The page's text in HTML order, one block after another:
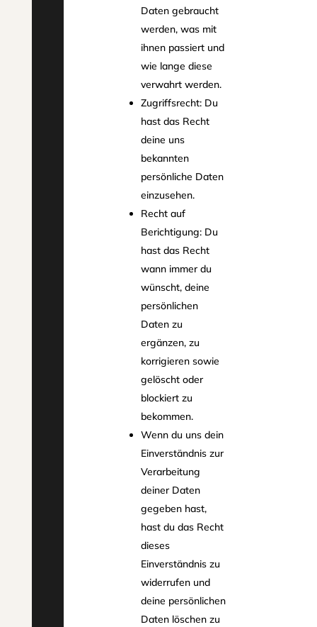
Daten gebraucht
werden, was mit
ihnen passiert und
wie lange diese
verwahrt werden.
Zugriffsrecht: Du
hast das Recht
deine uns
bekannten
persönliche Daten
einzusehen.
Recht auf
Berichtigung: Du
hast das Recht
wann immer du
wünscht, deine
persönlichen
Daten zu
ergänzen, zu
korrigieren sowie
gelöscht oder
blockiert zu
bekommen.
Wenn du uns dein
Einverständnis zur
Verarbeitung
deiner Daten
gegeben hast,
hast du das Recht
dieses
Einverständnis zu
widerrufen und
deine persönlichen
Daten löschen zu